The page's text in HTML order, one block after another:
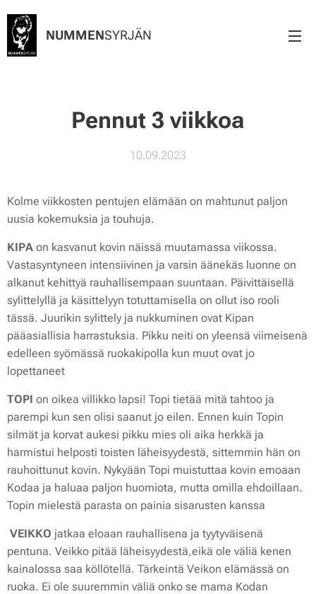
NUMMENSYRJÄN
✨ Pennut 3 viikkoa ✨
10.09.2023
Kolme viikkosten pentujen elämään on mahtunut paljon
uusia kokemuksia ja touhuja.
KIPA on kasvanut kovin näissä muutamassa viikossa.
Vastasyntyneen intensiivinen ja varsin äänekäs luonne on
alkanut kehittyä rauhallisempaan suuntaan. Päivittäisellä
sylittelyllä ja käsittelyyn totuttamisella on ollut iso rooli
tässä. Juurikin sylittely ja nukkuminen ovat Kipan
pääasiallisia harrastuksia. Pikku neiti on yleensä viimeisenä
edelleen syömässä ruokakipolla kun muut ovat jo
lopettaneet 💛
TOPI on oikea villikko lapsi! Topi tietää mitä tahtoo ja
parempi kun sen olisi saanut jo eilen. Ennen kuin Topin
silmät ja korvat aukesi pikku mies oli aika herkkä ja
harmistui helposti toisten läheisyydestä, sittemmin hän on
rauhoittunut kovin. Nykyään Topi muistuttaa kovin emoaan
Kodaa ja haluaa paljon huomiota, mutta omilla ehdoillaan.
Topin mielestä parasta on painia sisarusten kanssa 💙
VEIKKO jatkaa eloaan rauhallisena ja tyytyväisenä
pentuna. Veikko pitää läheisyydestä,eikä ole väliä kenen
kainalossa saa köllötellä. Tärkeintä Veikon elämässä on
ruoka. Ei ole suuremmin väliä onko se mama Kodan